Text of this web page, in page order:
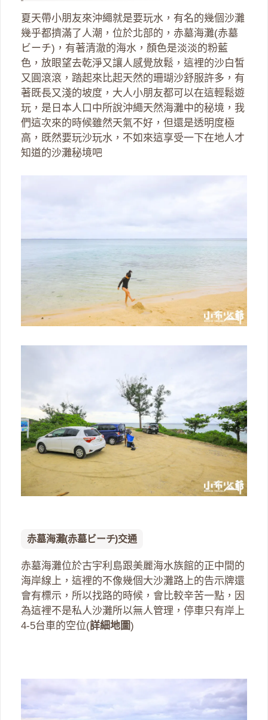
夏天帶小朋友來沖繩就是要玩水，有名的幾個沙灘
幾乎都擠滿了人潮，位於北部的，赤墓海灘(赤墓
ビーチ)，有著清澈的海水，顏色是淡淡的粉藍
色，放眼望去乾淨又讓人感覺放鬆，這裡的沙白皙
又圓滾滾，踏起來比起天然的珊瑚沙舒服許多，有
著既長又淺的坡度，大人小朋友都可以在這輕鬆遊
玩，是日本人口中所說沖繩天然海灘中的秘境，我
們這次來的時候雖然天氣不好，但還是透明度極
高，既然要玩沙玩水，不如來這享受一下在地人才
知道的沙灘秘境吧
赤墓海灘(赤墓ビーチ)交通
赤墓海灘位於古宇利島跟美麗海水族館的正中間的
海岸線上，這裡的不像幾個大沙灘路上的告示牌還
會有標示，所以找路的時候，會比較辛苦一點，因
為這裡不是私人沙灘所以無人管理，停車只有岸上
4-5台車的空位(詳細地圖)